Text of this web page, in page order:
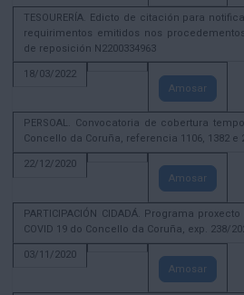
TESOURERÍA. Edicto de citación para
requirimentos emitidos nos
de reposición N2200334963
18/03/2022
Amosar
PERSOAL. Convocatoria de cobertura
Concello da Coruña, referencia 1106, 1382 e
22/12/2020
Amosar
PARTICIPACIÓN CIDADÁ. Programa
COVID 19 do Concello da Coruña, exp. 238/
03/11/2020
Amosar